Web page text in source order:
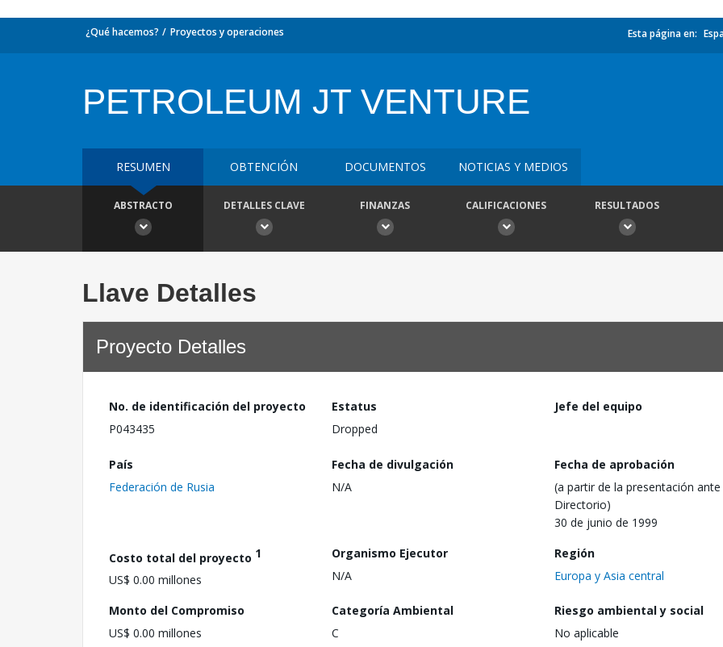
¿Qué hacemos? Proyectos y operaciones Esta página en:
PETROLEUM JT VENTURE
RESUMEN OBTENCIÓN DOCUMENTOS NOTICIAS Y MEDIOS
ABSTRACTO DETALLES CLAVE FINANZAS CALIFICACIONES RESULTADOS
Llave Detalles
Proyecto Detalles
No. de identificación del proyecto
P043435
Estatus
Dropped
Jefe del equipo
País
Federación de Rusia
Fecha de divulgación
N/A
Fecha de aprobación
(a partir de la presentación ante
Directorio)
30 de junio de 1999
Costo total del proyecto 1
US$ 0.00 millones
Organismo Ejecutor
N/A
Región
Europa y Asia central
Monto del Compromiso
US$ 0.00 millones
Categoría Ambiental
C
Riesgo ambiental y social
No aplicable